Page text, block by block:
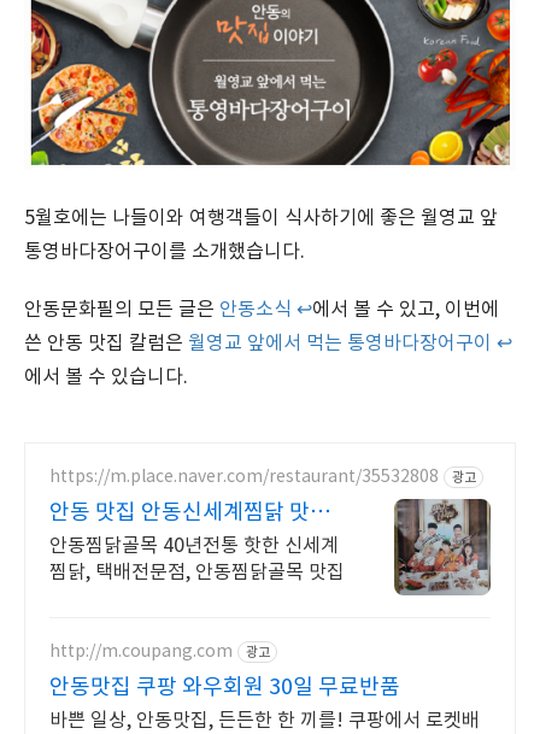
5월호에는 나들이와 여행객들이 식사하기에 좋은 월영교 앞
통영바다장어구이를 소개했습니다.
안동문화필의 모든 글은 안동소식 ↩에서 볼 수 있고, 이번에
쓴 안동 맛집 칼럼은 월영교 앞에서 먹는 통영바다장어구이 ↩
에서 볼 수 있습니다.
https://m.place.naver.com/restaurant/35532808 광고
안동 맛집 안동신세계찜닭 맛있
는녀석들 치킨랩소디 방영
안동찜닭골목 40년전통 핫한 신세계
찜닭, 택배전문점, 안동찜닭골목 맛집
http://m.coupang.com 광고
안동맛집 쿠팡 와우회원 30일 무료반품
바쁜 일상, 안동맛집, 든든한 한 끼를! 쿠팡에서 로켓배